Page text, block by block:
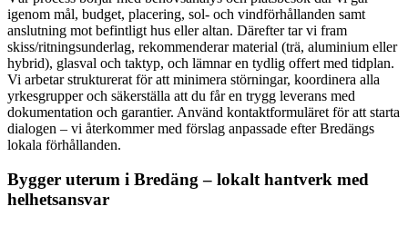
igenom mål, budget, placering, sol- och vindförhållanden samt
anslutning mot befintligt hus eller altan. Därefter tar vi fram
skiss/ritningsunderlag, rekommenderar material (trä, aluminium eller
hybrid), glasval och taktyp, och lämnar en tydlig offert med tidplan.
Vi arbetar strukturerat för att minimera störningar, koordinera alla
yrkesgrupper och säkerställa att du får en trygg leverans med
dokumentation och garantier. Använd kontaktformuläret för att starta
dialogen – vi återkommer med förslag anpassade efter Bredängs
lokala förhållanden.
Bygger uterum i Bredäng – lokalt hantverk med
helhetsansvar